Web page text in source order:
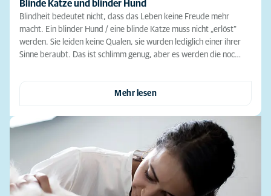
Blinde Katze und blinder Hund
Blindheit bedeutet nicht, dass das Leben keine Freude mehr
macht. Ein blinder Hund / eine blinde Katze muss nicht „erlöst“
werden. Sie leiden keine Qualen, sie wurden lediglich einer ihrer
Sinne beraubt. Das ist schlimm genug, aber es werden die noc…
Mehr lesen